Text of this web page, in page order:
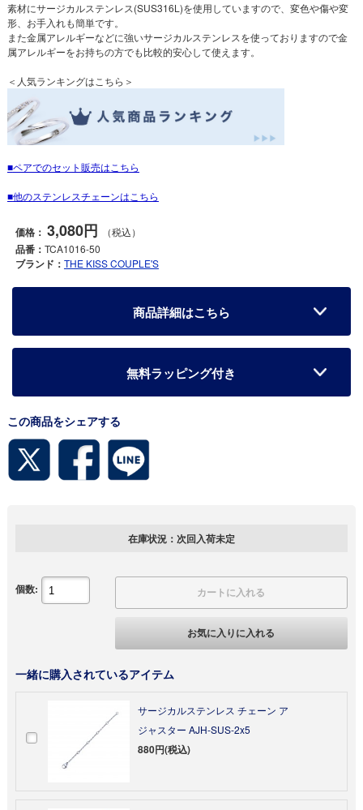
素材にサージカルステンレス(SUS316L)を使用していますので、変色や傷や変
形、お手入れも簡単です。
また金属アレルギーなどに強いサージカルステンレスを使っておりますので金
属アレルギーをお持ちの方でも比較的安心して使えます。
＜人気ランキングはこちら＞
ペアでのセット販売はこちら
他のステンレスチェーンはこちら
価格： 3,080円 （税込）
品番： TCA1016-50
ブランド： THE KISS COUPLE'S
商品詳細はこちら
無料ラッピング付き
この商品をシェアする
在庫状況：次回入荷未定
個数: カートに入れる
お気に入りに入れる
一緒に購入されているアイテム
サージカルステンレス チェーン ア
ジャスター AJH-SUS-2x5
880円(税込)